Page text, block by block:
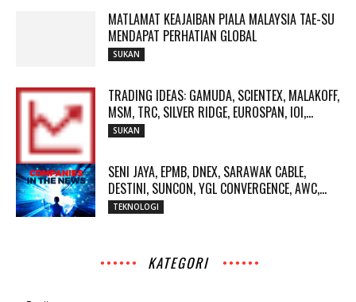
MATLAMAT KEAJAIBAN PIALA MALAYSIA TAE-SU
MENDAPAT PERHATIAN GLOBAL
SUKAN
TRADING IDEAS: GAMUDA, SCIENTEX, MALAKOFF,
MSM, TRC, SILVER RIDGE, EUROSPAN, IOI,...
SUKAN
SENI JAYA, EPMB, DNEX, SARAWAK CABLE,
DESTINI, SUNCON, YGL CONVERGENCE, AWC,...
TEKNOLOGI
KATEGORI